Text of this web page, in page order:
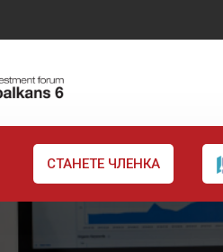
СТАНЕТЕ ЧЛЕНКА